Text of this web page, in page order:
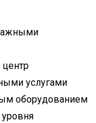
услугами
оборудованием